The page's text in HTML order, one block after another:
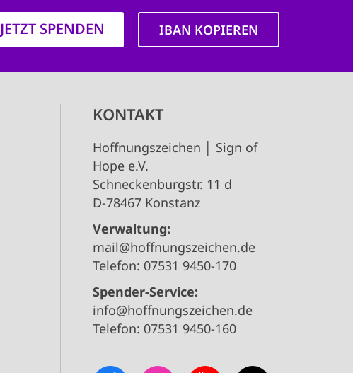
JETZT SPENDEN IBAN KOPIEREN
KONTAKT
Hoffnungszeichen │ Sign of
Hope e.V.
Schneckenburgstr. 11 d
D-78467 Konstanz
Verwaltung:
mail@hoffnungszeichen.de
Telefon: 07531 9450-170
Spender-Service:
info@hoffnungszeichen.de
Telefon: 07531 9450-160